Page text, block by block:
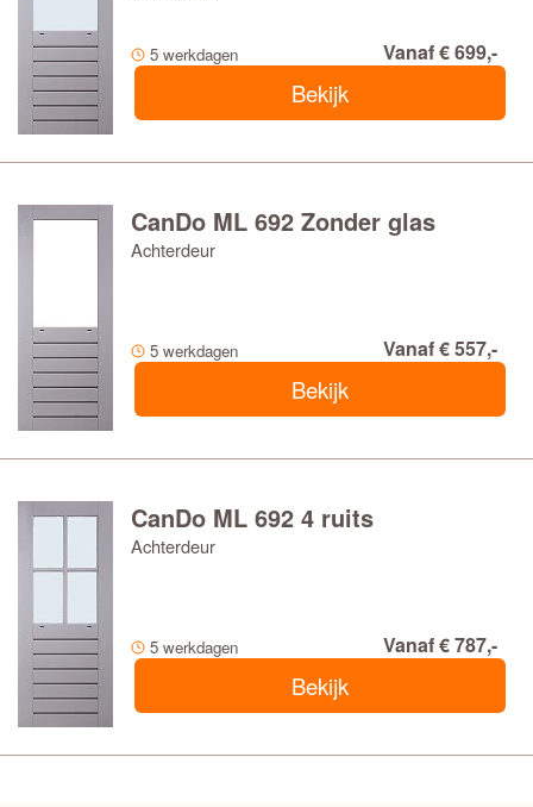
5 werkdagen Vanaf € 699,-
Bekijk
CanDo ML 692 Zonder glas
Achterdeur
5 werkdagen Vanaf € 557,-
Bekijk
CanDo ML 692 4 ruits
Achterdeur
5 werkdagen Vanaf € 787,-
Bekijk